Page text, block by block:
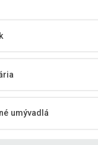
umývadlá